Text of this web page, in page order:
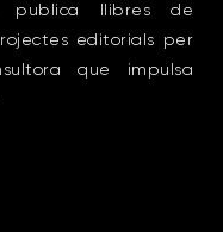
publica llibres de
editorials per
que impulsa